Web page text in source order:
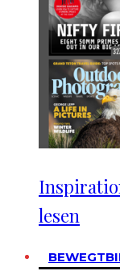
lesen